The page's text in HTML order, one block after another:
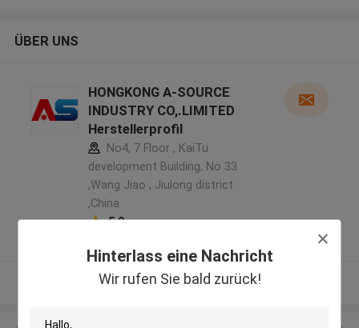
Hinterlass eine Nachricht
Wir rufen Sie bald zurück!
ÜBER UNS
HONGKONG A-SOURCE
INDUSTRY CO,.LIMITED
Herstellerprofil
No4, 7 Floor , KaiTu
development Building, No 33
,Wang Jiao , Jiulong district
,China
5.0
Sehen Sie mehr an